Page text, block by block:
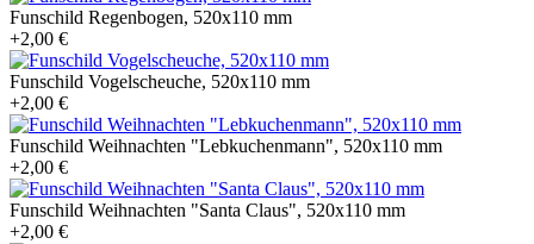
Funschild Regenbogen, 520x110 mm
+2,00 €
Funschild Vogelscheuche, 520x110 mm
+2,00 €
Funschild Weihnachten "Lebkuchenmann", 520x110 mm
+2,00 €
Funschild Weihnachten "Santa Claus", 520x110 mm
+2,00 €